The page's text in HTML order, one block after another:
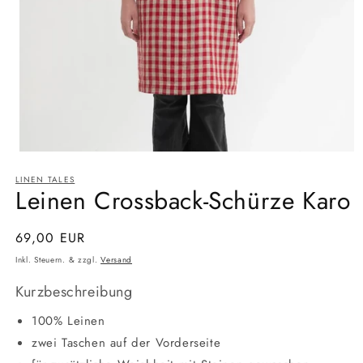
in
Modal
öffnen
LINEN TALES
Leinen Crossback-Schürze Karo
Normaler
Preis
69,00 EUR
Inkl. Steuern. & zzgl.Versand
Kurzbeschreibung
100% Leinen
zwei Taschen auf der Vorderseite